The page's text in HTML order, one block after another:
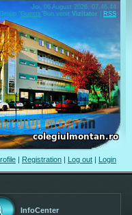
Joi, 06 August 2026, 07.46.44
Group "Guests" Bun venit Vizitator RSS
| Registration | Log out | Login
InfoCenter